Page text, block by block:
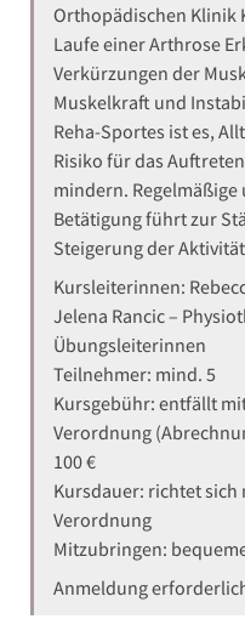
Orthopädischen Klinik
Laufe einer Arthrose
Verkürzungen der
Muskelkraft und
Reha-Sportes ist es,
Risiko für das
mindern.
Betätigung führt zur
Steigerung der
Kursleiterinnen:
Jelena Rancic –
Übungsleiterinnen
Teilnehmer: mind. 5
Kursgebühr: entfällt
Verordnung
100 €
Kursdauer: richtet sich
Verordnung
Mitzubringen:
Anmeldung